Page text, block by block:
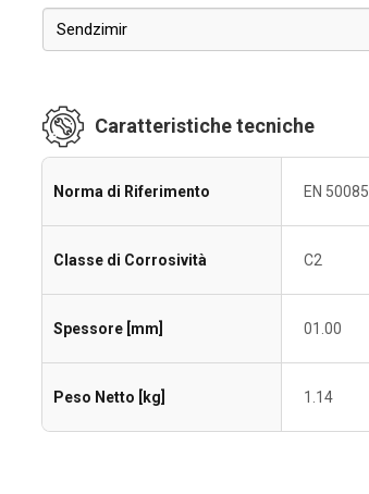
Sendzimir
Caratteristiche tecniche
Norma di Riferimento EN 50085
Classe di Corrosività C2
Spessore [mm] 01.00
Peso Netto [kg] 1.14